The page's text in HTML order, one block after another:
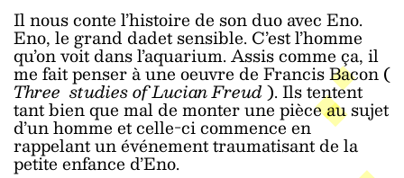
Il nous conte l’histoire de son duo avec Eno.
Eno, le grand dadet sensible. C’est l’homme
qu’on voit dans l’aquarium. Assis comme ça, il
me fait penser à une oeuvre de Francis Bacon (
Three studies of Lucian Freud). Ils tentent
tant bien que mal de monter une pièce au sujet
d’un homme et celle-ci commence en
rappelant un événement traumatisant de la
petite enfance d’Eno.